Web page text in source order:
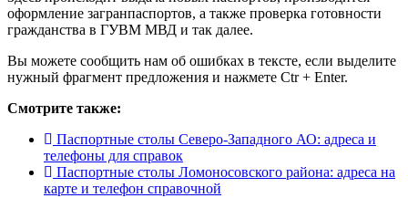
оформление загранпаспортов, а также проверка готовности
гражданства в ГУВМ МВД и так далее.
Вы можете сообщить нам об ошибках в тексте, если выделите
нужный фрагмент предложения и нажмете Ctr + Enter.
Смотрите также:
Паспортные столы Северо-Западного АО: адреса и
телефоны для справок
Паспортные столы Ломоносовского района: адреса на
карте и телефон справочной